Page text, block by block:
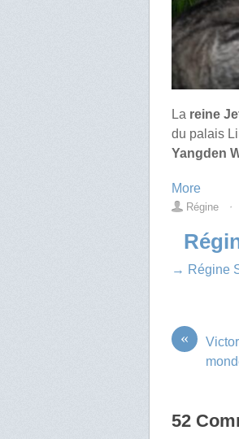
La reine
du palais
Yangden
More
Régine ⋅
→ Régine
«
52